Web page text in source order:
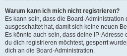
Warum kann ich mich nicht registrieren?
Es kann sein, dass die Board-
ausgeschaltet hat, damit sich keine neuen
Es könnte auch sein, dass deine IP-Adresse
du dich registrieren möchtest, gesperrt
dich an die Board-Administration.